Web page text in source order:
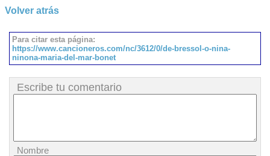
Volver atrás
Para citar esta página:
https://www.cancioneros.com/nc/3612/0/de-bressol-o-nina-
ninona-maria-del-mar-bonet
Escribe tu comentario
Nombre